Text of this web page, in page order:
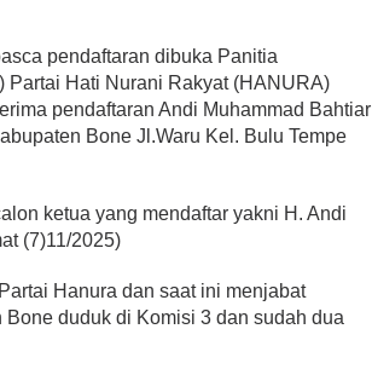
pendaftaran dibuka Panitia
Partai Hati Nurani Rakyat (HANURA)
pendaftaran Andi Muhammad Bahtiar
Bone Jl.Waru Kel. Bulu Tempe
ketua yang mendaftar yakni H. Andi
(7)11/2025)
Hanura dan saat ini menjabat
duduk di Komisi 3 dan sudah dua